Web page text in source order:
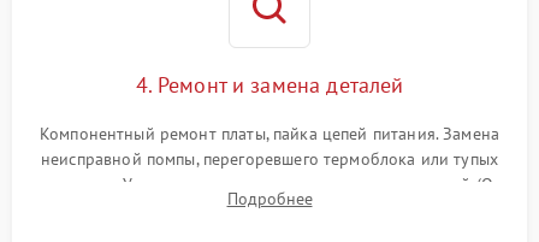
4. Ремонт и замена деталей
Компонентный ремонт платы, пайка цепей питания. Замена
неисправной помпы, перегоревшего термоблока или тупых
жерновов. Установка новых силиконовых уплотнителей (O-
ring) и тефлоновых трубок для надежного устранения
Подробнее